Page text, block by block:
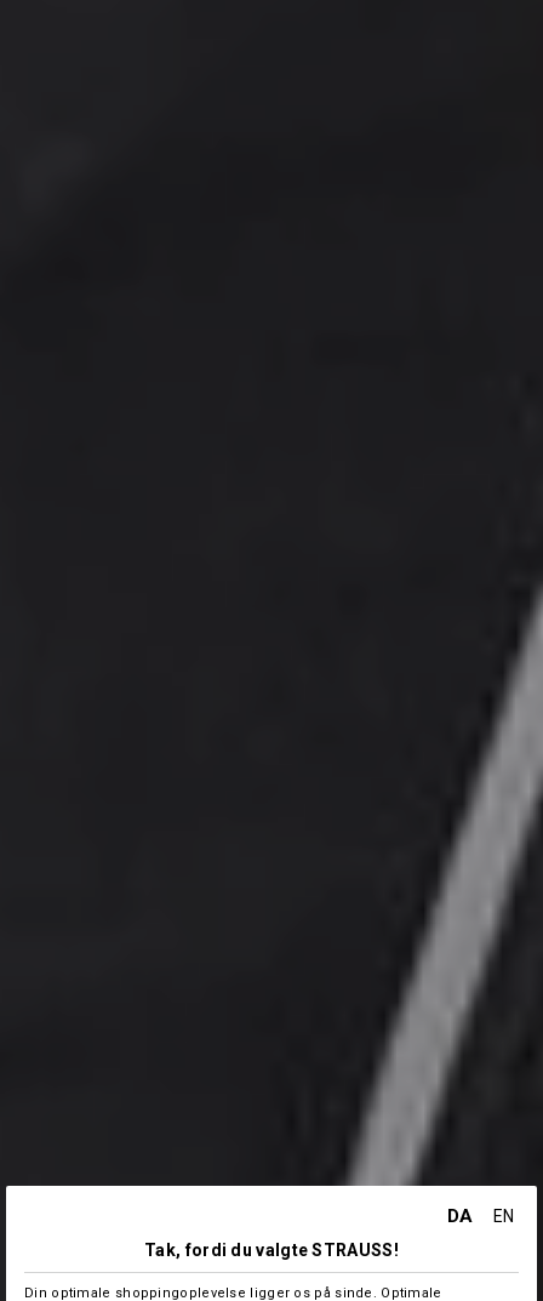
DA
EN
Tak, fordi du valgte STRAUSS!
Din optimale shoppingoplevelse ligger os på sinde. Optimale